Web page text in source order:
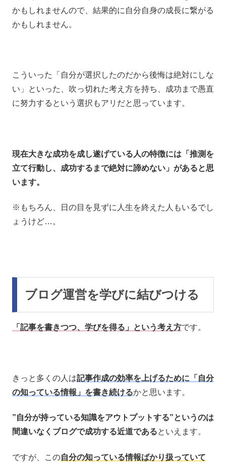
かもしれませんので、結果的に自分自身の成長に繋がる
かもしれません。
こういった「自分が選択したのだから後悔は絶対にしな
い」といった、吹っ切れた考え方を持ち、成功まで愚直
に努力するという選択もアリだと思っています。
現在大きな成功を成し遂げている人の特徴には「推測を
立て行動し、成功するまで絶対に諦めない」があると思
います。
※もちろん、日の目を見ずに人生を終えた人もいるでし
ょうけど…。
ブログ運営を学びに結びつける
「記事を書きつつ、学びを得る」という考え方です。
きっと多くの人は記事作成の効率を上げるために「自分
の知っている情報」を書き続けるかと思います。
”自分が持っている知識をアウトプットする”というのは
間違いなくブログで成功する近道であるといえます。
ですが、この自分の知っている情報ばかり扱っていて